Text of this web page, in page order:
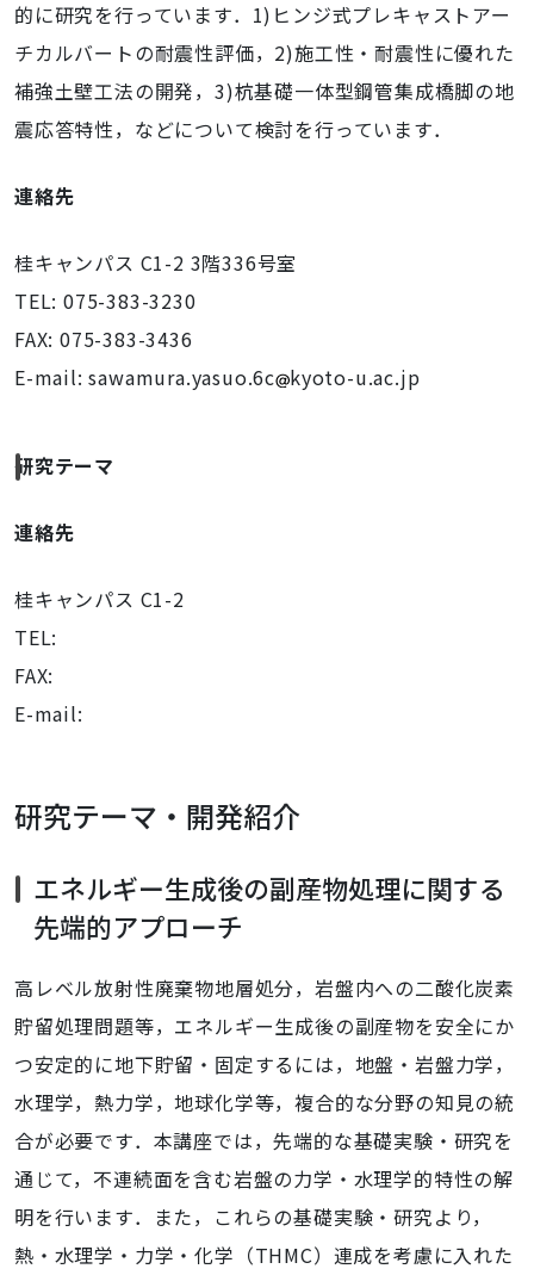
的に研究を行っています．1)ヒンジ式プレキャストアー
チカルバートの耐震性評価，2)施工性・耐震性に優れた
補強土壁工法の開発，3)杭基礎一体型鋼管集成橋脚の地
震応答特性，などについて検討を行っています．
連絡先
桂キャンパス C1-2 3階336号室
TEL: 075-383-3230
FAX: 075-383-3436
E-mail: sawamura.yasuo.6c kyoto-u.ac.jp
研究テーマ
連絡先
桂キャンパス C1-2
TEL:
FAX:
E-mail:
研究テーマ・開発紹介
エネルギー生成後の副産物処理に関する
先端的アプローチ
高レベル放射性廃棄物地層処分，岩盤内への二酸化炭素
貯留処理問題等，エネルギー生成後の副産物を安全にか
つ安定的に地下貯留・固定するには，地盤・岩盤力学，
水理学，熱力学，地球化学等，複合的な分野の知見の統
合が必要です．本講座では，先端的な基礎実験・研究を
通じて，不連続面を含む岩盤の力学・水理学的特性の解
明を行います．また，これらの基礎実験・研究より，
熱・水理学・力学・化学（THMC）連成を考慮に入れた